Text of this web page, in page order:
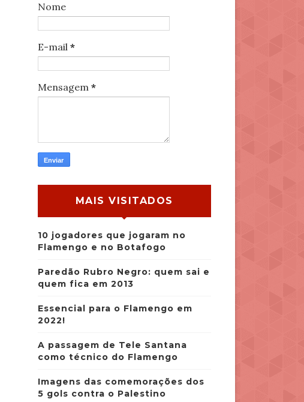
Nome
E-mail *
Mensagem *
MAIS VISITADOS
10 jogadores que jogaram no
Flamengo e no Botafogo
Paredão Rubro Negro: quem sai e
quem fica em 2013
Essencial para o Flamengo em
2022!
A passagem de Tele Santana
como técnico do Flamengo
Imagens das comemorações dos
5 gols contra o Palestino